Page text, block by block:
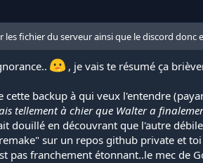
fichier du serveur ainsi que le discord
, je vais te résumé ça
backup à qui veux l'entendre
tellement à chier que Walter a
douillé en découvrant que l'autre
sur un repos github private et
pas franchement étonnant..le mec de